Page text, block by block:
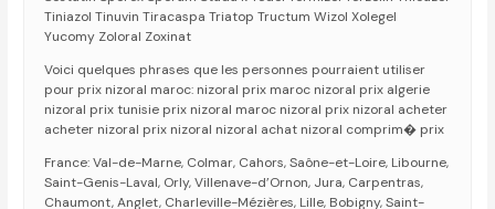
Tiniazol Tinuvin Tiracaspa Triatop Tructum Wizol Xolegel
Yucomy Zoloral Zoxinat
Voici quelques phrases que les personnes pourraient utiliser
pour prix nizoral maroc: nizoral prix maroc nizoral prix algerie
nizoral prix tunisie prix nizoral maroc nizoral prix nizoral acheter
acheter nizoral prix nizoral nizoral achat nizoral comprim� prix
France: Val-de-Marne, Colmar, Cahors, Saône-et-Loire, Libourne,
Saint-Genis-Laval, Orly, Villenave-d’Ornon, Jura, Carpentras,
Chaumont, Anglet, Charleville-Mézières, Lille, Bobigny, Saint-